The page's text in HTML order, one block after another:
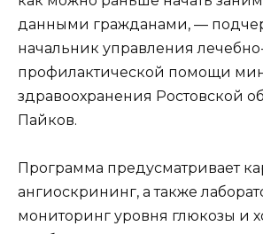
данными гражданами, —
начальник управления
профилактической помощи
здравоохранения Ростовской
Пайков.
Программа предусматривает
ангиоскрининг, а также
мониторинг уровня глюкозы и